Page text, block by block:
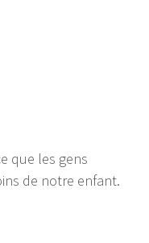
que les gens
de notre enfant.